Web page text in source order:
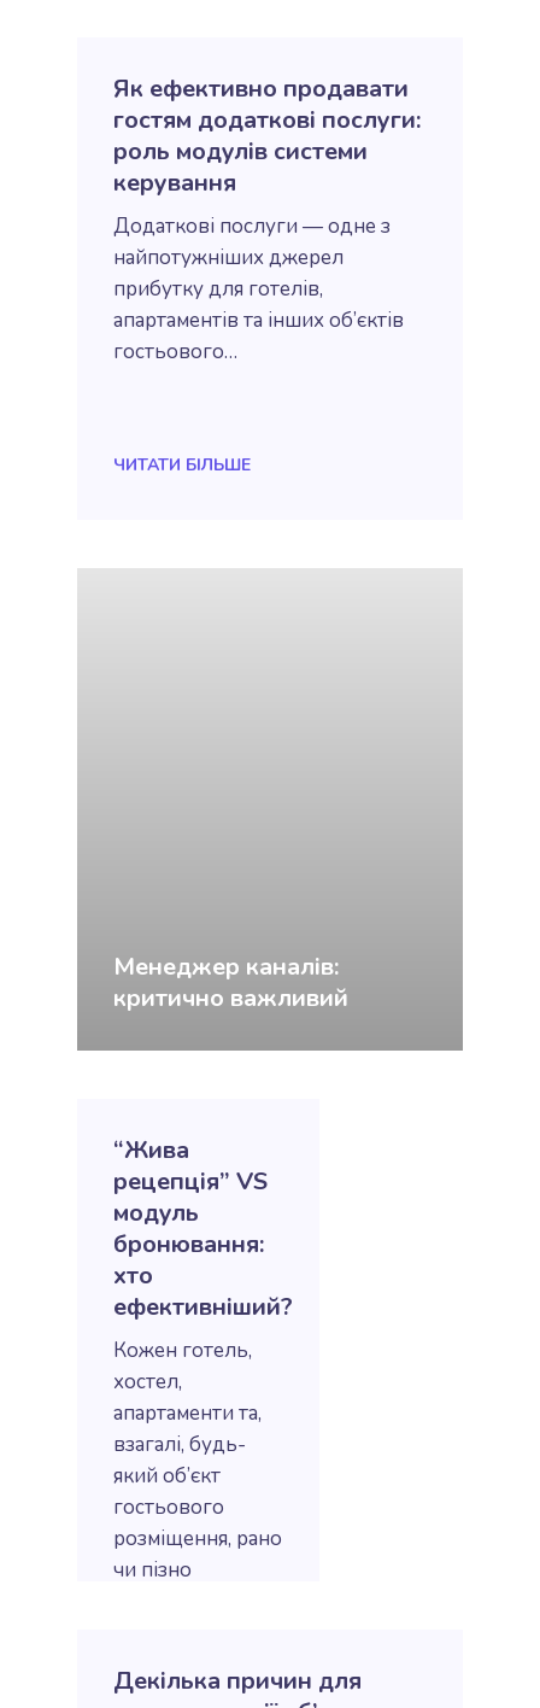
Як ефективно продавати
гостям додаткові послуги:
роль модулів системи
керування
Додаткові послуги — одне з
найпотужніших джерел
прибутку для готелів,
апартаментів та інших об’єктів
гостьового…
ЧИТАТИ БIЛЬШЕ
Менеджер каналів:
критично важливий
“Жива
рецепція” VS
модуль
бронювання:
хто
ефективніший?
Кожен готель,
хостел,
апартаменти та,
взагалі, будь-
який об’єкт
гостьового
розміщення, рано
чи пізно
ЧИТАТИ БIЛЬШЕ
Декілька причин для